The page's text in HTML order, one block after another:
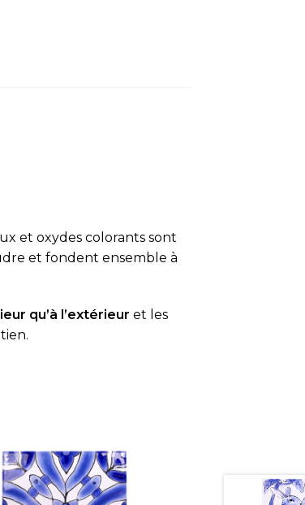
et oxydes colorants sont
et fondent ensemble à
qu’à l’extérieur et les